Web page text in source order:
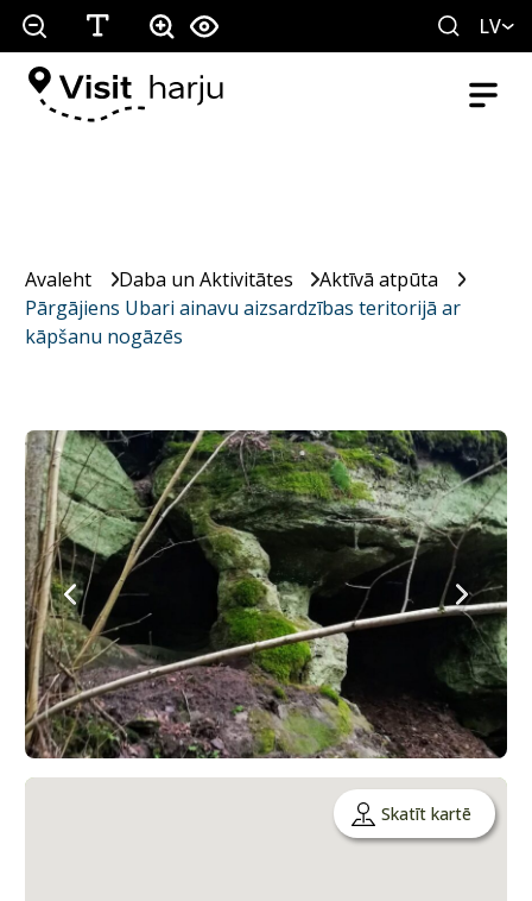
LV
Avaleht Daba un Aktivitātes
Aktīvā atpūta
Pārgājiens Ubari ainavu aizsardzības teritorijā ar
kāpšanu nogāzēs
Skatīt kartē